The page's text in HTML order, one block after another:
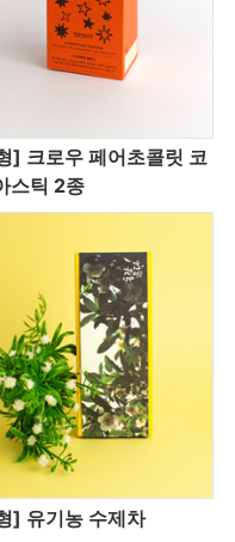
] 크로우 페어초콜릿 코
스틱 2종
] 유기농 수제차